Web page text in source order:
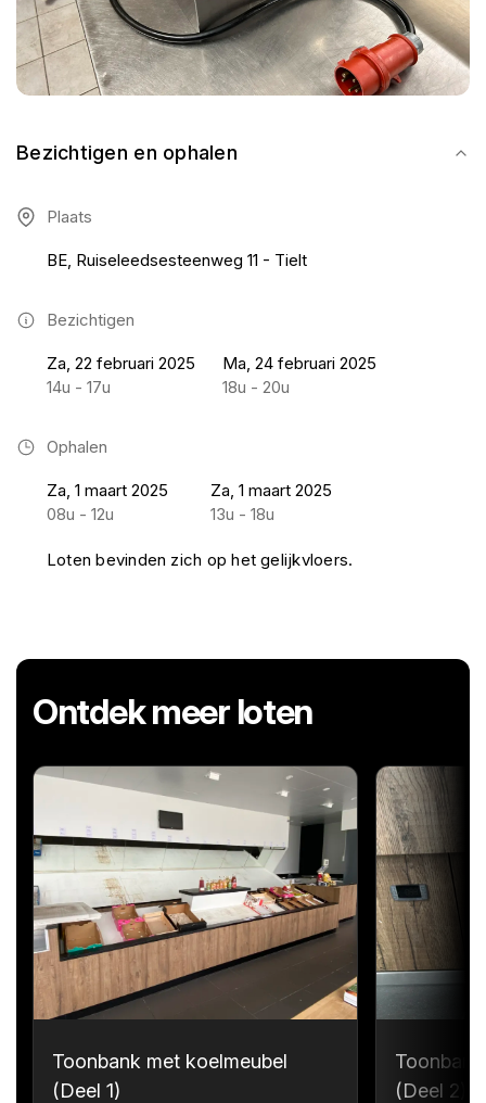
Bezichtigen en ophalen
Plaats
BE, Ruiseleedsesteenweg 11 - Tielt
Bezichtigen
Za, 22 februari 2025
14u - 17u
Ma, 24 februari 2025
18u - 20u
Ophalen
Za, 1 maart 2025
08u - 12u
Za, 1 maart 2025
13u - 18u
Loten bevinden zich op het gelijkvloers.
Ontdek meer loten
Toonbank met koelmeubel
(Deel 1)
(Deel 2)